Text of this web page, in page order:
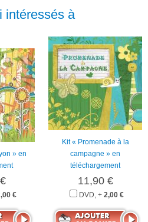
intéressés à
» en
€
Kit « Promenade à la
campagne » en
téléchargement
11,90 €
DVD, + 2,00 €